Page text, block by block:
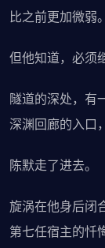
比之前更加微弱。
但他知道，必须
隧道的深处，有
深渊回廊的入口
陈默走了进去。
旋涡在他身后闭
第七任宿主的忏